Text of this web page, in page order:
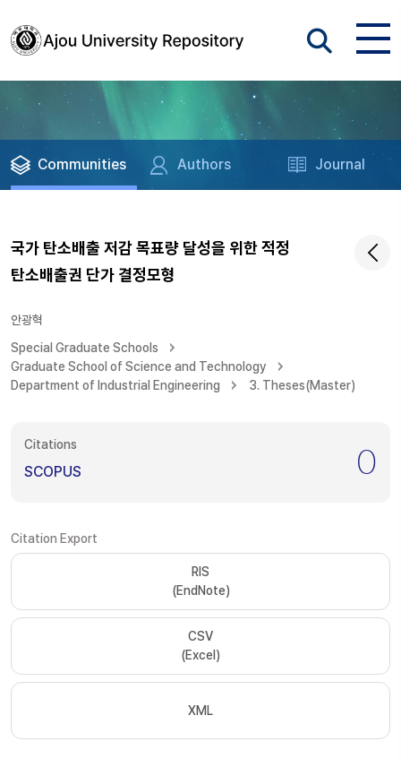
Communities Authors Journal
국가 탄소배출 저감 목표량 달성을 위한 적정
탄소배출권 단가 결정모형
안광혁
Special Graduate Schools
Graduate School of Science and Technology
Department of Industrial Engineering
3. Theses(Master)
Citations
SCOPUS 0
Citation Export
RIS
(EndNote)
CSV
(Excel)
XML